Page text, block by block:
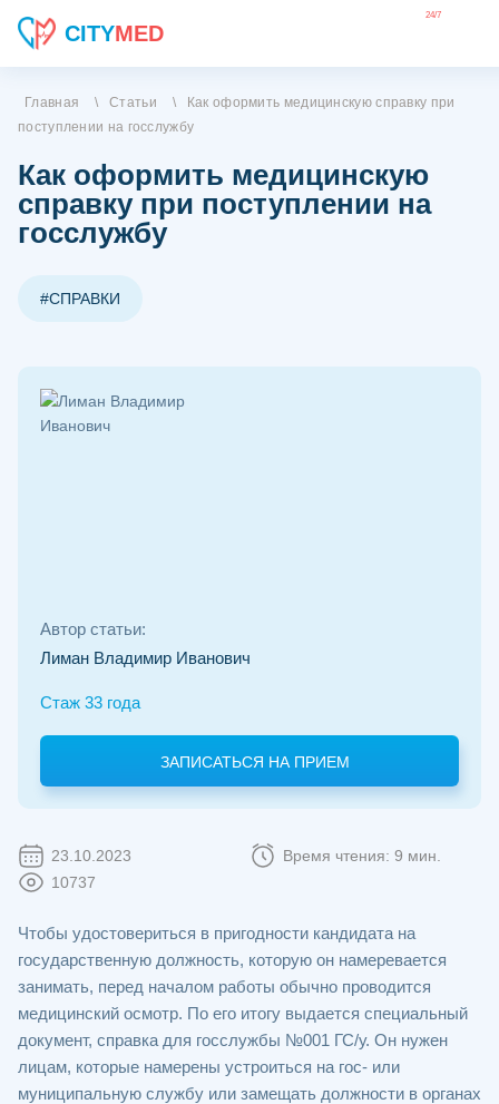
CITYMED
24/7
Главная \ Статьи \
Как оформить медицинскую справку при
поступлении на госслужбу
Как оформить медицинскую
справку при поступлении на
госслужбу
#СПРАВКИ
Автор статьи:
Лиман Владимир Иванович
Стаж 33 года
ЗАПИСАТЬСЯ НА ПРИЕМ
23.10.2023
Время чтения: 9 мин.
10737
Чтобы удостовериться в пригодности кандидата на
государственную должность, которую он намеревается
занимать, перед началом работы обычно проводится
медицинский осмотр. По его итогу выдается специальный
документ, справка для госслужбы №001 ГС/у. Он нужен
лицам, которые намерены устроиться на гос- или
муниципальную службу или замещать должности в органах